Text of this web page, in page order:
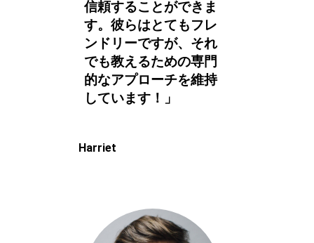
信頼することができま
す。彼らはとてもフレ
ンドリーですが、それ
でも教えるための専門
的なアプローチを維持
しています！」
Harriet